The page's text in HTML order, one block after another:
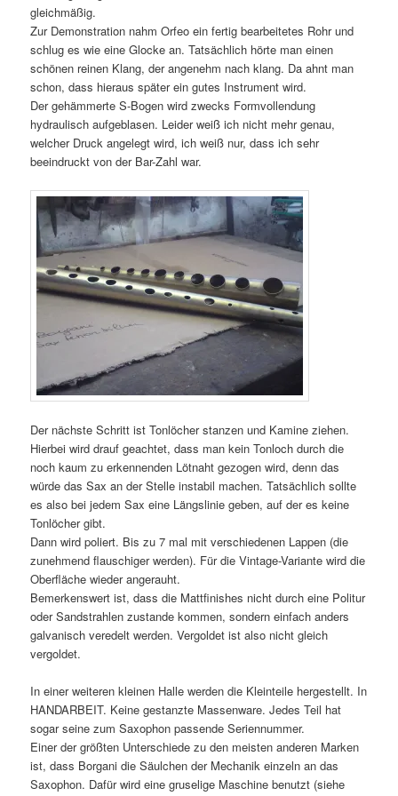
gleichmäßig.
Zur Demonstration nahm Orfeo ein fertig bearbeitetes Rohr und
schlug es wie eine Glocke an. Tatsächlich hörte man einen
schönen reinen Klang, der angenehm nach klang. Da ahnt man
schon, dass hieraus später ein gutes Instrument wird.
Der gehämmerte S-Bogen wird zwecks Formvollendung
hydraulisch aufgeblasen. Leider weiß ich nicht mehr genau,
welcher Druck angelegt wird, ich weiß nur, dass ich sehr
beeindruckt von der Bar-Zahl war.
Der nächste Schritt ist Tonlöcher stanzen und Kamine ziehen.
Hierbei wird drauf geachtet, dass man kein Tonloch durch die
noch kaum zu erkennenden Lötnaht gezogen wird, denn das
würde das Sax an der Stelle instabil machen. Tatsächlich sollte
es also bei jedem Sax eine Längslinie geben, auf der es keine
Tonlöcher gibt.
Dann wird poliert. Bis zu 7 mal mit verschiedenen Lappen (die
zunehmend flauschiger werden). Für die Vintage-Variante wird die
Oberfläche wieder angerauht.
Bemerkenswert ist, dass die Mattfinishes nicht durch eine Politur
oder Sandstrahlen zustande kommen, sondern einfach anders
galvanisch veredelt werden. Vergoldet ist also nicht gleich
vergoldet.
In einer weiteren kleinen Halle werden die Kleinteile hergestellt. In
HANDARBEIT. Keine gestanzte Massenware. Jedes Teil hat
sogar seine zum Saxophon passende Seriennummer.
Einer der größten Unterschiede zu den meisten anderen Marken
ist, dass Borgani die Säulchen der Mechanik einzeln an das
Saxophon. Dafür wird eine gruselige Maschine benutzt (siehe